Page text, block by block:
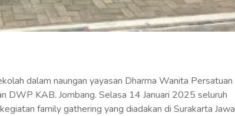
dalam naungan yayasan Dharma Wanita Persatuan
DWP KAB. Jombang. Selasa 14 Januari 2025 seluruh
family gathering yang diadakan di Surakarta Jawa